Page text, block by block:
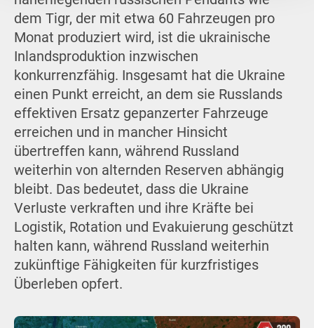
dem Tigr, der mit etwa 60 Fahrzeugen pro
Monat produziert wird, ist die ukrainische
Inlandsproduktion inzwischen
konkurrenzfähig. Insgesamt hat die Ukraine
einen Punkt erreicht, an dem sie Russlands
effektiven Ersatz gepanzerter Fahrzeuge
erreichen und in mancher Hinsicht
übertreffen kann, während Russland
weiterhin von alternden Reserven abhängig
bleibt. Das bedeutet, dass die Ukraine
Verluste verkraften und ihre Kräfte bei
Logistik, Rotation und Evakuierung geschützt
halten kann, während Russland weiterhin
zukünftige Fähigkeiten für kurzfristiges
Überleben opfert.